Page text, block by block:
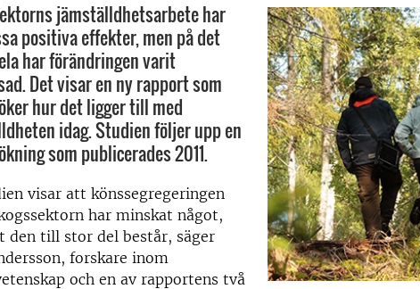
jämställdhetsarbete har
positiva effekter, men på det
har förändringen varit
Det visar en ny rapport som
hur det ligger till med
idag. Studien följer upp en
som publicerades 2011.
visar att könssegregeringen
har minskat något,
den till stor del består, säger
forskare inom
och en av rapportens två